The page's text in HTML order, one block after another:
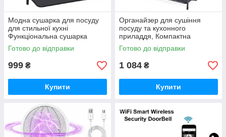
Модна сушарка для посуду
для стильної кухні
Функціональна сушарка
посуду RF-93
Готово до відправки
999 ₴
Купити
Органайзер для сушіння
посуду та кухонного
приладдя, Компактна
сушарка для кухонного
приладдя EO-89
Готово до відправки
1 084 ₴
Купити